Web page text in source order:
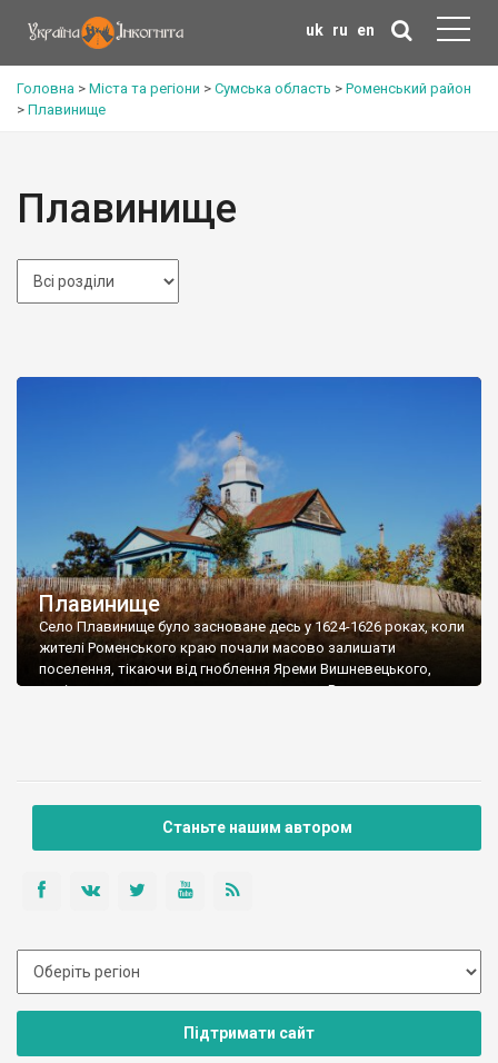
uk ru en
Головна > Міста та регіони > Сумська область > Роменський район
> Плавинище
Плавинище
Плавинище
Село Плавинище було засноване десь у 1624-1626 роках, коли
жителі Роменського краю почали масово залишати
поселення, тікаючи від гноблення Яреми Вишневецького,
тодішнього власника земель, та урядник Роменського
Станьте нашим автором
Підтримати сайт